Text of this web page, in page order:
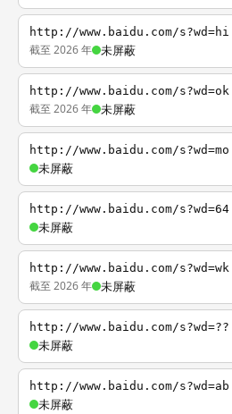
http://www.baidu.com/s?wd=hi
截至 2026 年 未屏蔽
http://www.baidu.com/s?wd=ok
截至 2026 年 未屏蔽
http://www.baidu.com/s?wd=mo
未屏蔽
http://www.baidu.com/s?wd=64
未屏蔽
http://www.baidu.com/s?wd=wk
截至 2026 年 未屏蔽
http://www.baidu.com/s?wd=??
未屏蔽
http://www.baidu.com/s?wd=ab
未屏蔽